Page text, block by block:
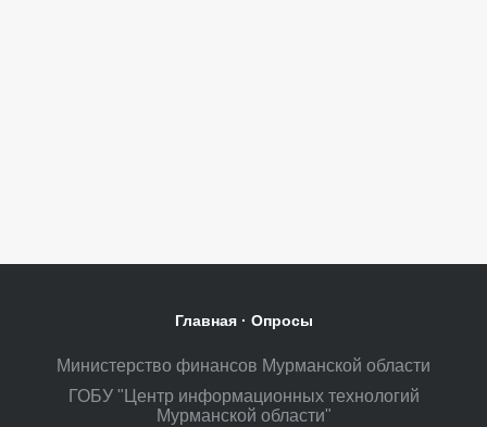
Главная· Опросы
Министерство финансов Мурманской области
ГОБУ "Центр информационных технологий
Мурманской области"